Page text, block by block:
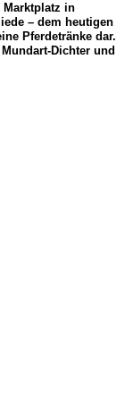
Marktplatz in
– dem heutigen
Pferdetränke dar.
Dichter und